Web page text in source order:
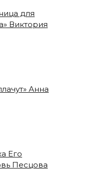
для
Виктория
Анна
Его
Песцова